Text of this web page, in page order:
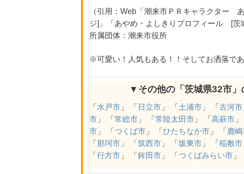
（引用：Web「潮来市ＰＲキャラクター
ジ]」「あやめ・よしきりプロフィール [茨
所属団体：潮来市役所
※可愛い！人気もある！！そしてお洒落であ
▼その他の「茨城県32市
「 水戸市」 「 日立市」 「 土浦市」 「 古河市
市」 「 常総市」 「 常陸太田市」 「 高萩市」
市」 「 つくば市」 「 ひたちなか市」 「 鹿
「 那珂市」 「 筑西市」 「 坂東市」 「 稲敷市
「 行方市」 「 鉾田市」 「 つくばみらい市」